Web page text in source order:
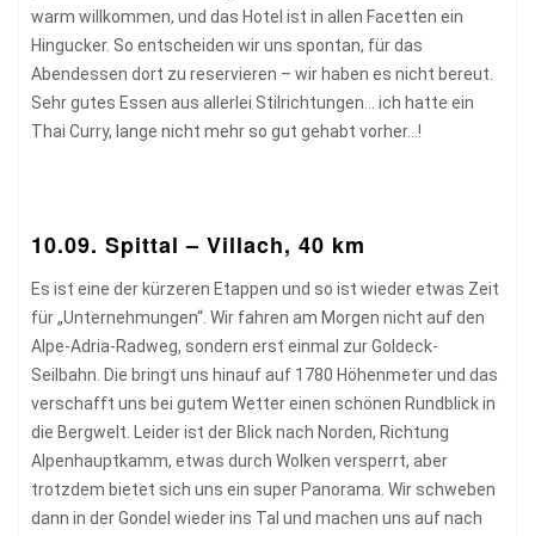
warm willkommen, und das Hotel ist in allen Facetten ein
Hingucker. So entscheiden wir uns spontan, für das
Abendessen dort zu reservieren – wir haben es nicht bereut.
Sehr gutes Essen aus allerlei Stilrichtungen… ich hatte ein
Thai Curry, lange nicht mehr so gut gehabt vorher…!
10.09. Spittal – Villach, 40 km
Es ist eine der kürzeren Etappen und so ist wieder etwas Zeit
für „Unternehmungen“. Wir fahren am Morgen nicht auf den
Alpe-Adria-Radweg, sondern erst einmal zur Goldeck-
Seilbahn. Die bringt uns hinauf auf 1780 Höhenmeter und das
verschafft uns bei gutem Wetter einen schönen Rundblick in
die Bergwelt. Leider ist der Blick nach Norden, Richtung
Alpenhauptkamm, etwas durch Wolken versperrt, aber
trotzdem bietet sich uns ein super Panorama. Wir schweben
dann in der Gondel wieder ins Tal und machen uns auf nach